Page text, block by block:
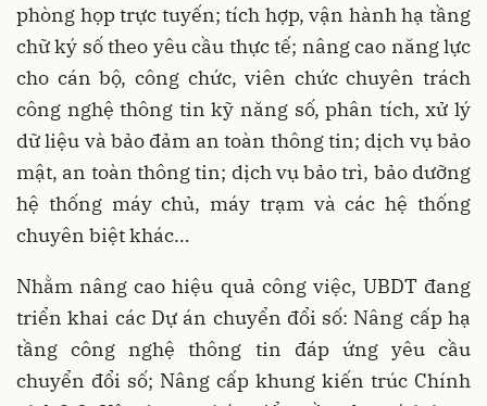
phòng họp trực tuyến; tích hợp, vận hành hạ tầng
chữ ký số theo yêu cầu thực tế; nâng cao năng lực
cho cán bộ, công chức, viên chức chuyên trách
công nghệ thông tin kỹ năng số, phân tích, xử lý
dữ liệu và bảo đảm an toàn thông tin; dịch vụ bảo
mật, an toàn thông tin; dịch vụ bảo trì, bảo dưỡng
hệ thống máy chủ, máy trạm và các hệ thống
chuyên biệt khác…
Nhằm nâng cao hiệu quả công việc, UBDT đang
triển khai các Dự án chuyển đổi số: Nâng cấp hạ
tầng công nghệ thông tin đáp ứng yêu cầu
chuyển đổi số; Nâng cấp khung kiến trúc Chính